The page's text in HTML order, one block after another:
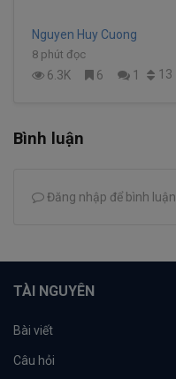
Nguyen Huy Cuong
8 phút đọc
6.3K 6 1 13
Bình luận
Đăng nhập để bình luận
TÀI NGUYÊN
Bài viết
Câu hỏi